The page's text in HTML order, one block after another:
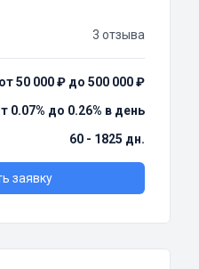
3 отзыва
от 50 000 ₽ до 500 000 ₽
0.07% до 0.26% в день
60 - 1825 дн.
заявку